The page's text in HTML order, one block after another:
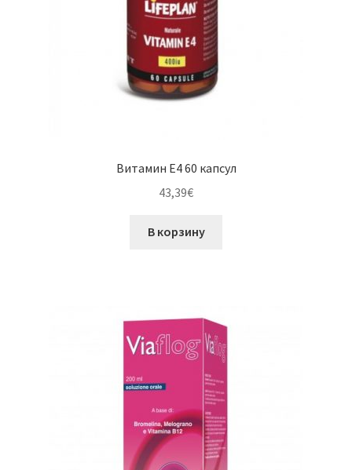
Витамин E4 60 капсул
43,39€
В корзину